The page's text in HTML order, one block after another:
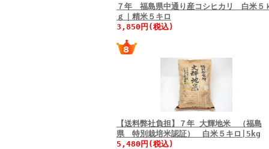
７年 福島県中通り産コシヒカリ 白米５
ｇ｜精米５キロ
3,850円(税込)
【送料弊社負担】７年 大輝地米 （福島
県 特別栽培米認証） 白米５キロ|5kg
5,480円(税込)